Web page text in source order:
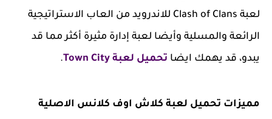
لعبة Clash of Clans للاندرويد من العاب الاستراتيجية
الرائعة والمسلية وأيضا لعبة إدارة مثيرة أكثر مما قد
يبدو، قد يهمك ايضا تحميل لعبة Town City .
مميزات تحميل لعبة كلاش اوف كلانس الاصلية